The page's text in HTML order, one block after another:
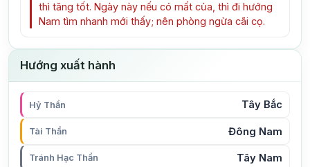
thì tăng tốt. Ngày này nếu có mất của, thì đi hướng
Nam tìm nhanh mới thấy; nên phòng ngừa cãi cọ.
Hướng xuất hành
Hỷ Thần Tây Bắc
Tài Thần Đông Nam
Tránh Hạc Thần Tây Nam